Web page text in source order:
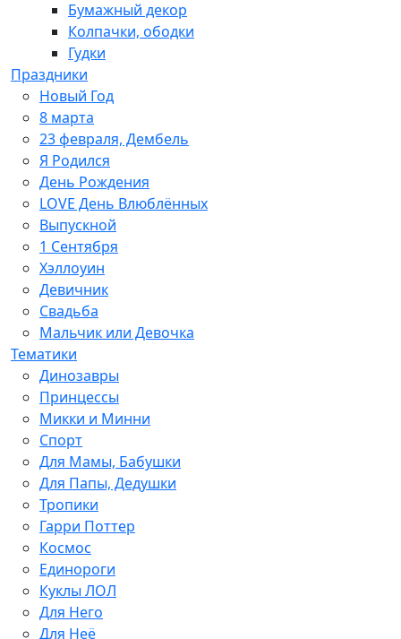
Бумажный декор
Колпачки, ободки
Гудки
Праздники
Новый Год
8 марта
23 февраля, Дембель
Я Родился
День Рождения
LOVE День Влюблённых
Выпускной
1 Сентября
Хэллоуин
Девичник
Свадьба
Мальчик или Девочка
Тематики
Динозавры
Принцессы
Микки и Минни
Спорт
Для Мамы, Бабушки
Для Папы, Дедушки
Тропики
Гарри Поттер
Космос
Единороги
Куклы ЛОЛ
Для Него
Для Неё